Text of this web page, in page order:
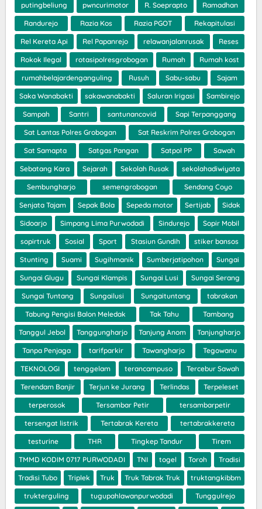
putingbeliung pwncurimotor R. Soeprapto Ramadhan
Randurejo Razia Kos Razia PGOT Rekapitulasi
Rel Kereta Api Rel Papanrejo relawanjalanrusak Reses
Rokok Ilegal rotasipolresgrobogan Rumah Rumah kost
rumahbelajardenganguling Rusuh Sabu-sabu Sajam
Saka Wanabakti sakawanabakti Saluran Irigasi Sambirejo
Sampah Santri santunancovid Sapi Terpanggang
Sat Lantas Polres Grobogan Sat Reskrim Polres Grobogan
Sat Samapta Satgas Pangan Satpol PP Sawah
Sebatang Kara Sejarah Sekolah Rusak sekolahadiwiyata
Sembungharjo semengrobogan Sendang Coyo
Senjata Tajam Sepak Bola Sepeda motor Sertijab Sidak
Sidoarjo Simpang Lima Purwodadi Sindurejo Sopir Mobil
sopirtruk Sosial Sport Stasiun Gundih stiker bansos
Stunting Suami Sugihmanik Sumberjatipohon Sungai
Sungai Glugu Sungai Klampis Sungai Lusi Sungai Serang
Sungai Tuntang Sungailusi Sungaituntang tabrakan
Tabung Pengisi Balon Meledak Tak Tahu Tambang
Tanggul Jebol Tanggungharjo Tanjung Anom Tanjungharjo
Tanpa Penjaga tarifparkir Tawangharjo Tegowanu
TEKNOLOGI tenggelam terancampuso Tercebur Sawah
Terendam Banjir Terjun ke Jurang Terlindas Terpeleset
terperosok Tersambar Petir tersambarpetir
tersengat listrik Tertabrak Kereta tertabrakkereta
testurine THR Tingkep Tandur Tirem
TMMD KODIM 0717 PURWODADI TNI togel Toroh Tradisi
Tradisi Tubo Triplek Truk Truk Tabrak Truk truktangkibbm
trukterguling tugupahlawanpurwodadi Tunggulrejo